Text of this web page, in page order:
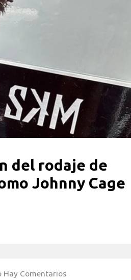
del rodaje de
Johnny Cage
Hay Comentarios